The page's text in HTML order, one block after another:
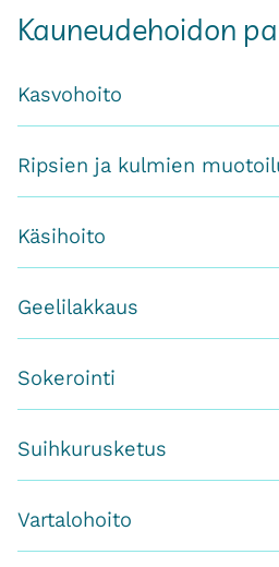
Kauneudehoidon
Kasvohoito
Ripsien ja kulmien
Käsihoito
Geelilakkaus
Sokerointi
Suihkurusketus
Vartalohoito